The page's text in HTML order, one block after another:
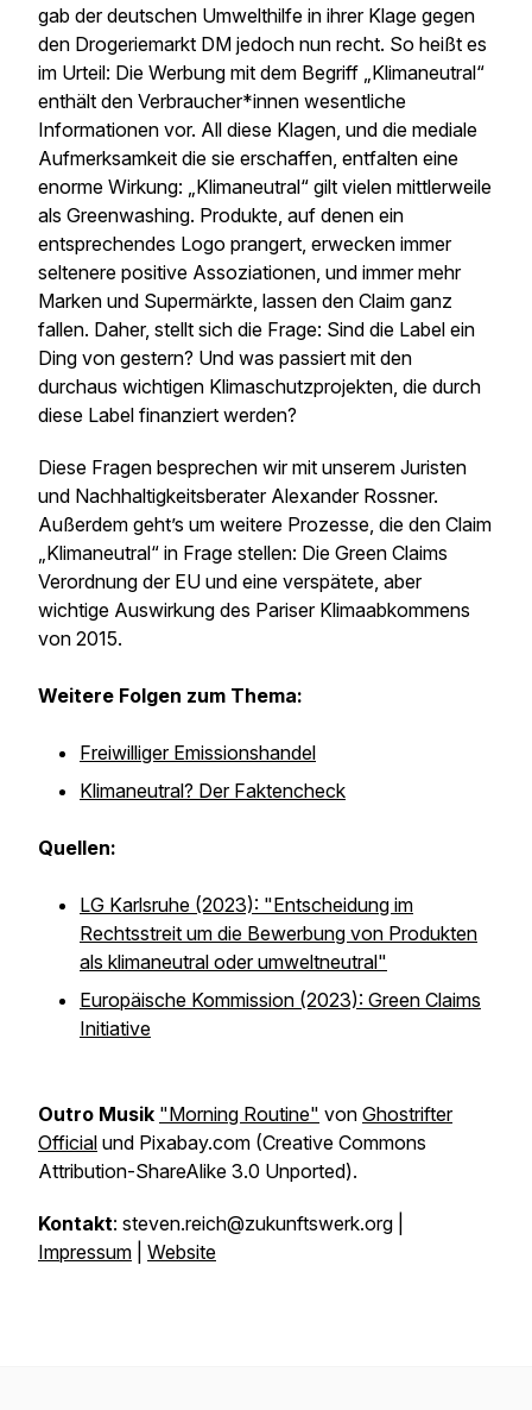
gab der deutschen Umwelthilfe in ihrer Klage gegen
den Drogeriemarkt DM jedoch nun recht. So heißt es
im Urteil: Die Werbung mit dem Begriff „Klimaneutral“
enthält den Verbraucher*innen wesentliche
Informationen vor. All diese Klagen, und die mediale
Aufmerksamkeit die sie erschaffen, entfalten eine
enorme Wirkung: „Klimaneutral“ gilt vielen mittlerweile
als Greenwashing. Produkte, auf denen ein
entsprechendes Logo prangert, erwecken immer
seltenere positive Assoziationen, und immer mehr
Marken und Supermärkte, lassen den Claim ganz
fallen. Daher, stellt sich die Frage: Sind die Label ein
Ding von gestern? Und was passiert mit den
durchaus wichtigen Klimaschutzprojekten, die durch
diese Label finanziert werden?
Diese Fragen besprechen wir mit unserem Juristen
und Nachhaltigkeitsberater Alexander Rossner.
Außerdem geht’s um weitere Prozesse, die den Claim
„Klimaneutral“ in Frage stellen: Die Green Claims
Verordnung der EU und eine verspätete, aber
wichtige Auswirkung des Pariser Klimaabkommens
von 2015.
Weitere Folgen zum Thema:
Freiwilliger Emissionshandel
Klimaneutral? Der Faktencheck
Quellen:
LG Karlsruhe (2023): "Entscheidung im
Rechtsstreit um die Bewerbung von Produkten
als klimaneutral oder umweltneutral"
Europäische Kommission (2023): Green Claims
Initiative
Outro Musik "Morning Routine" von Ghostrifter
Official und Pixabay.com (Creative Commons
Attribution-ShareAlike 3.0 Unported).
Kontakt: steven.reich@zukunftswerk.org |
Impressum
Website